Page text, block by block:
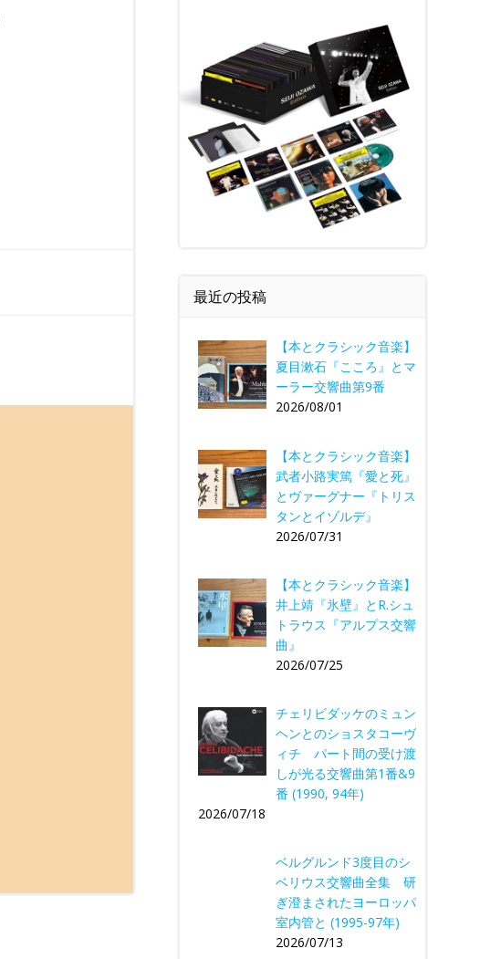
最近の投稿
【本とクラシック音楽】
夏目漱石『こころ』とマ
ーラー交響曲第9番
2026/08/01
【本とクラシック音楽】
武者小路実篤『愛と死』
とヴァーグナー『トリス
タンとイゾルデ』
2026/07/31
【本とクラシック音楽】
井上靖『氷壁』とR.シュ
トラウス『アルプス交響
曲』
2026/07/25
チェリビダッケのミュン
ヘンとのショスタコーヴ
ィチ パート間の受け渡
しが光る交響曲第1番&9
番 (1990, 94年)
2026/07/18
ベルグルンド3度目のシ
ベリウス交響曲全集 研
ぎ澄まされたヨーロッパ
室内管と (1995-97年)
2026/07/13